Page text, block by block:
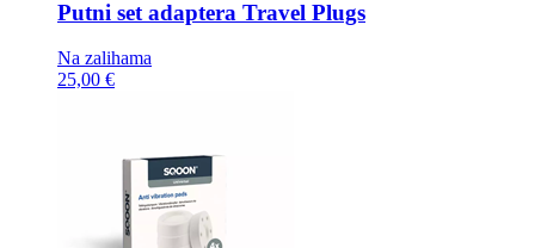
Putni set adaptera Travel Plugs
Na zalihama
25,00 €